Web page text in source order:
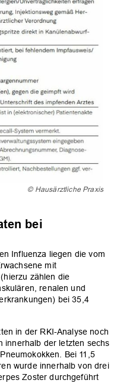
© Hausärztliche Praxis
bei
Influenza liegen die vom
mit
zählen die
renalen und
bei 35,4
in der RKI-Analyse noch
innerhalb der letzten sechs
Bei 11,5
wurde innerhalb von drei
Zoster durchgeführt